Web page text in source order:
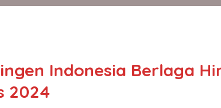
Indonesia Berlaga
2024